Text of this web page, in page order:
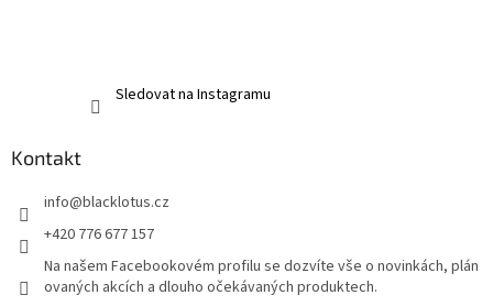
Sledovat na Instagramu
Kontakt
info@blacklotus.cz
+420 776 677 157
Na našem Facebookovém profilu se dozvíte vše o novinkách, plán
ovaných akcích a dlouho očekávaných produktech.